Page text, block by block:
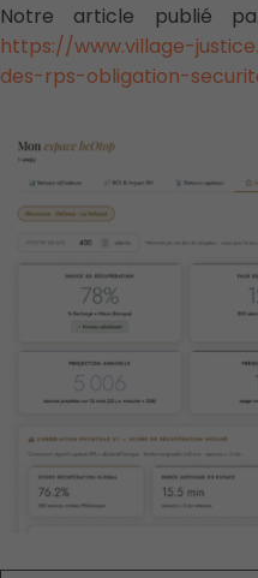
Notre article publié
https://www.village-
des-rps-obligation-